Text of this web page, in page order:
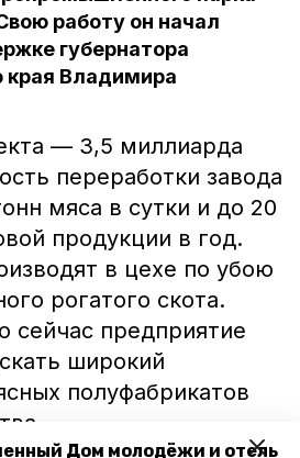
Дом молодёжи и отель
работу он начал
губернатора
края Владимира
— 3,5 миллиарда
переработки завода
мяса в сутки и до 20
продукции в год.
в цехе по убою
рогатого скота.
сейчас предприятие
широкий
полуфабрикатов